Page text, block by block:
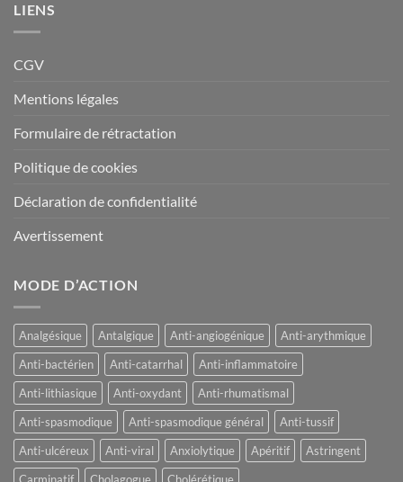
LIENS
CGV
Mentions légales
Formulaire de rétractation
Politique de cookies
Déclaration de confidentialité
Avertissement
MODE D’ACTION
Analgésique Antalgique Anti-angiogénique
Anti-arythmique
Anti-bactérien
Anti-catarrhal
Anti-inflammatoire
Anti-lithiasique
Anti-oxydant
Anti-rhumatismal
Anti-spasmodique
Anti-spasmodique général
Anti-tussif
Anti-ulcéreux
Anti-viral Anxiolytique Apéritif
Astringent
Carminatif
Cholagogue
Cholérétique